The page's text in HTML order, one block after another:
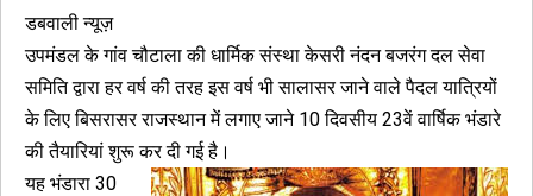
डबवाली न्यूज़
उपमंडल के गांव चौटाला की धार्मिक संस्था केसरी नंदन बजरंग दल सेवा
समिति द्वारा हर वर्ष की तरह इस वर्ष भी सालासर जाने वाले पैदल यात्रियों
के लिए बिसरासर राजस्थान में लगाए जाने 10 दिवसीय 23वें वार्षिक भंडारे
की तैयारियां शुरू कर दी गई है।
यह भंडारा 30